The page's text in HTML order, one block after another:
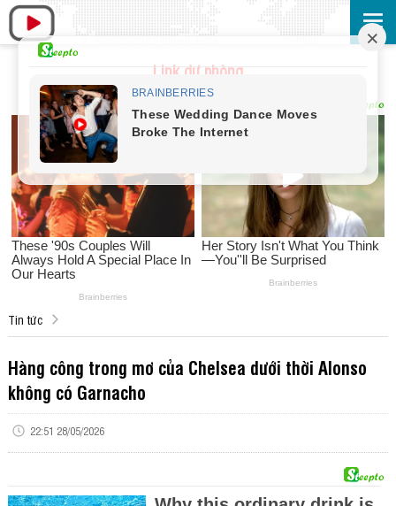
Link dự phòng
Tin tức
Hàng công trong mơ của Chelsea dưới thời Alonso
không có Garnacho
22:51 28/05/2026